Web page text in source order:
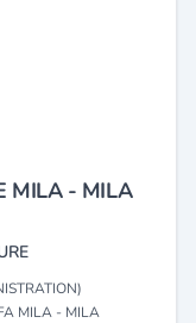
MILA - MILA
MILA - MILA